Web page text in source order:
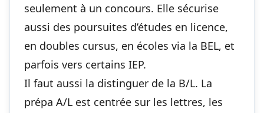
seulement à un concours. Elle sécurise
aussi des poursuites d’études en licence,
en doubles cursus, en écoles via la BEL, et
parfois vers certains IEP.
Il faut aussi la distinguer de la B/L. La
prépa A/L est centrée sur les lettres, les